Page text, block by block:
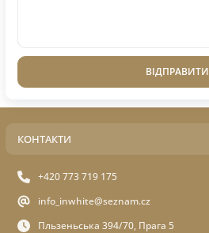
ВІДПРАВИТИ
КОНТАКТИ
+420 773 719 175
info_inwhite@seznam.cz
Пльзеньська 394/70, Прага 5